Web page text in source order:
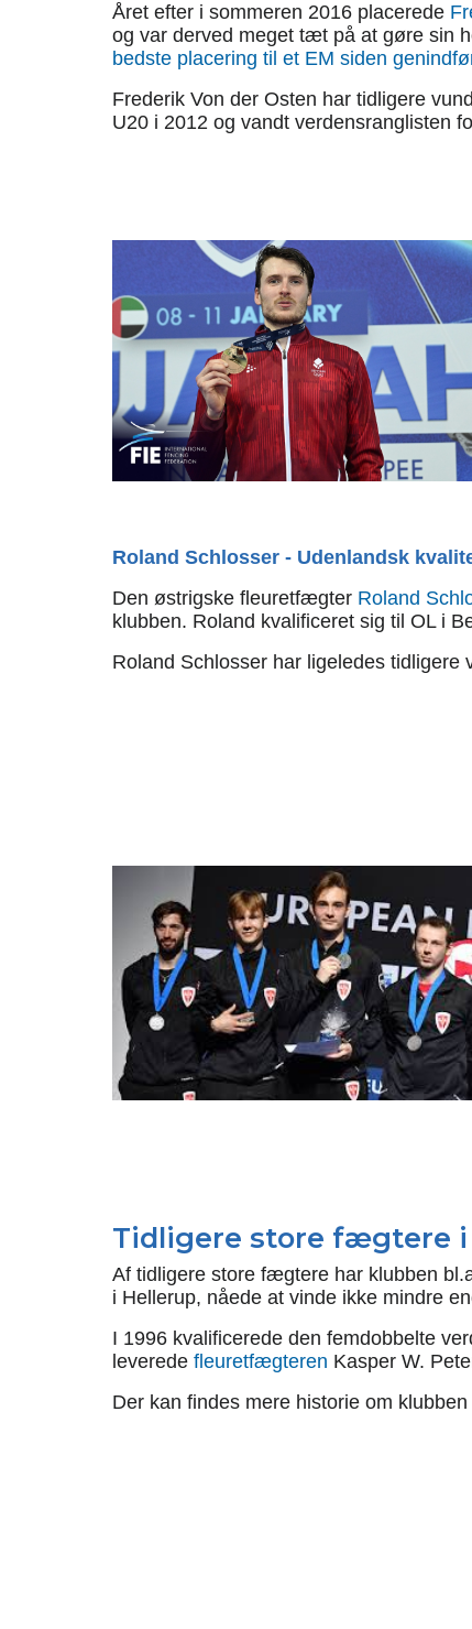
Året efter i sommeren 2016 placerede
og var derved meget tæt på at gøre sin
bedste placering til et EM siden
Frederik Von der Osten har tidligere
U20 i 2012 og vandt verdensranglisten
Roland Schlosser - Udenlandsk
Den østrigske fleuretfægter Roland
klubben. Roland kvalificeret sig til OL i
Roland Schlosser har ligeledes tidligere
Tidligere store fægtere
Af tidligere store fægtere har klubben
i Hellerup, nåede at vinde ikke mindre
I 1996 kvalificerede den femdobbelte
leverede fleuretfægteren Kasper W.
Der kan findes mere historie om